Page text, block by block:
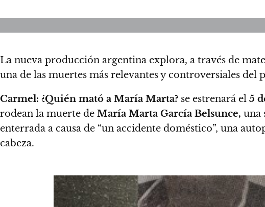
La nueva producción argentina explora, a través de
una de las muertes más relevantes y controversiales del
Carmel: ¿Quién mató a María Marta? se estrenará el 5
rodean la muerte de María Marta García Belsunce, una
enterrada a causa de “un accidente doméstico”, una
cabeza.